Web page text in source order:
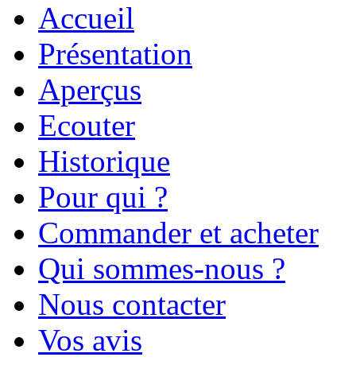
Accueil
Présentation
Aperçus
Ecouter
Historique
Pour qui ?
Commander et acheter
Qui sommes-nous ?
Nous contacter
Vos avis